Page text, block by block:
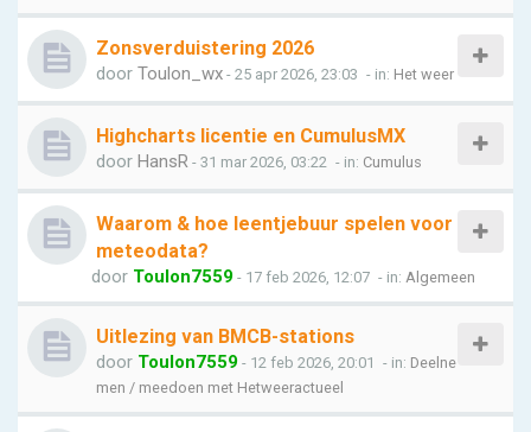
Zonsverduistering 2026
door Toulon_wx - 25 apr 2026, 23:03 - in: Het weer
Highcharts licentie en CumulusMX
door HansR - 31 mar 2026, 03:22 - in: Cumulus
Waarom & hoe leentjebuur spelen voor
meteodata?
door Toulon7559 - 17 feb 2026, 12:07 - in: Algemeen
Uitlezing van BMCB-stations
door Toulon7559 - 12 feb 2026, 20:01 - in: Deelne
men / meedoen met Hetweeractueel